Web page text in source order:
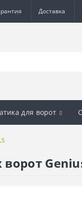
Доставка
для ворот